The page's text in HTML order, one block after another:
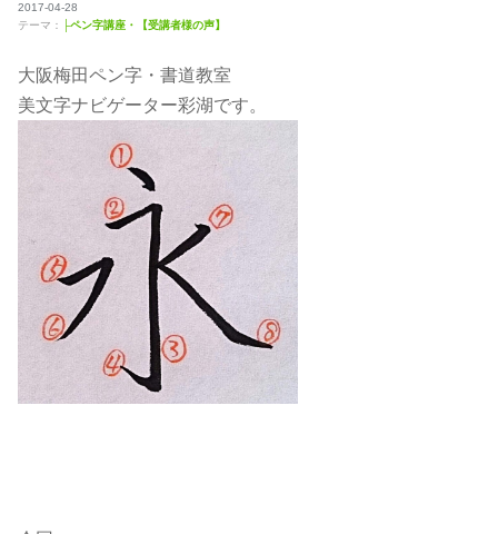
2017-04-28
テーマ：
├ペン字講座・【受講者様の声】
大阪梅田ペン字・書道教室
美文字ナビゲーター彩湖です。